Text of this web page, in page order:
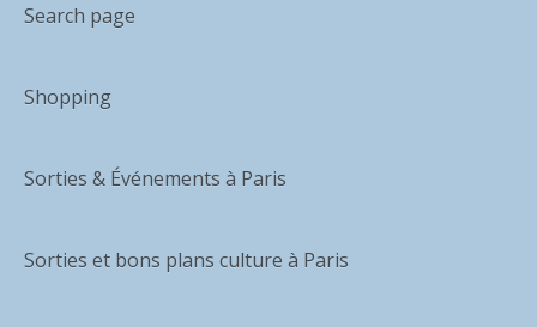
Search page
Shopping
Sorties & Événements à Paris
Sorties et bons plans culture à Paris